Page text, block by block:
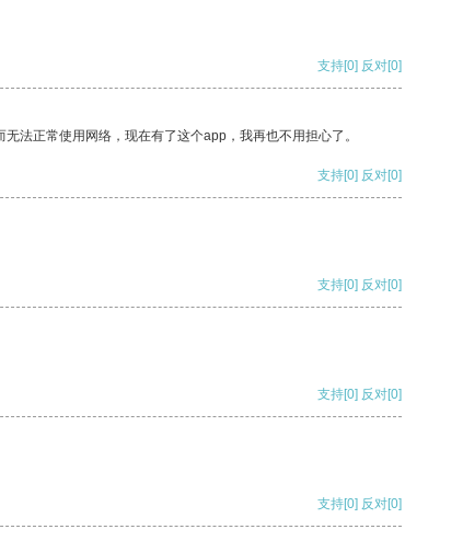
支持[0] 反对[0]
法正常使用网络，现在有了这个app，我再也不用担心了。
支持[0] 反对[0]
支持[0] 反对[0]
支持[0] 反对[0]
支持[0] 反对[0]